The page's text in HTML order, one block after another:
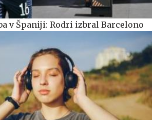
v Španiji: Rodri izbral Barcelono